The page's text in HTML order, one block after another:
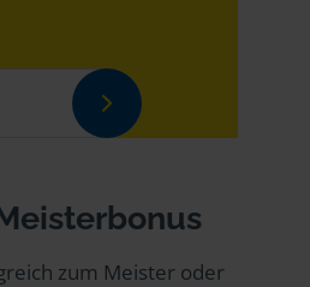
zum Meister oder